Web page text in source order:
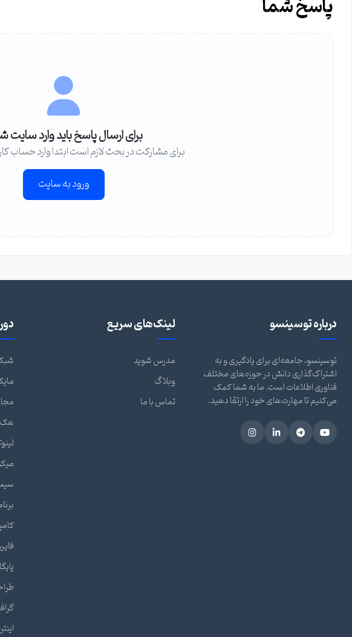
پاسخ شما
برای ارسال پاسخ باید وارد سایت
برای مشارکت در بحث لازم است ابتدا وارد حساب
ورود به سایت
درباره توسینسو
توسینسو، جامعه‌ای برای یادگیری و به
اشتراک‌گذاری دانش در حوزه‌های مختلف
فناوری اطلاعات است. ما به شما کمک
می‌کنیم تا مهارت‌های خود را ارتقا دهید.
لینک‌های سریع
مدرس شوید
وبلاگ
تماس با ما
هک